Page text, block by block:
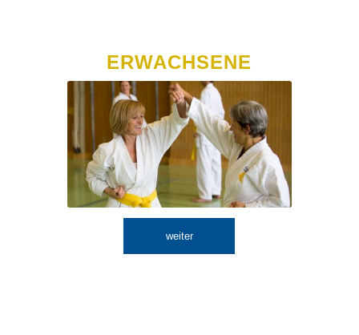
ERWACHSENE
weiter